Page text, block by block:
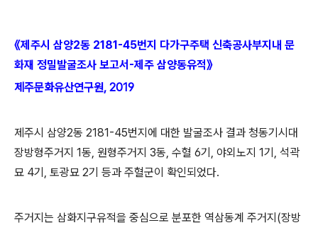
《제 주시 삼양2동 2181-45번지 다가구주택 신축공사부지내 문
화재 정밀발굴조사 보고서-제주 삼양동유적》
제주문화유산연구원, 2019
제주시 삼양2동 2181-45번지에 대한 발굴조사 결과 청동기시대
장방형주거지 1동, 원형주거지 3동, 수혈 6기, 야외노지 1기, 석곽
묘 4기, 토광묘 2기 등과 주혈군이 확인되었다.
주거지는 삼화지구유적을 중심으로 분포한 역삼동계 주거지(장방